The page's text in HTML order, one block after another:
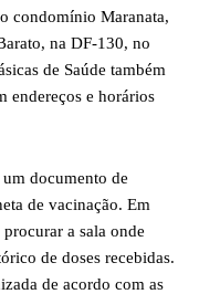
condomínio Maranata,
na DF-130, no
de Saúde também
endereços e horários
documento de
de vacinação. Em
a sala onde
de doses recebidas.
de acordo com as